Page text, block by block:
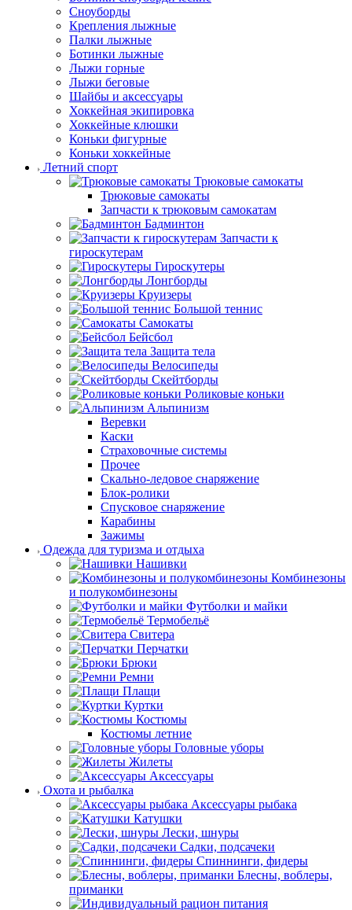
Сноуборды
Крепления лыжные
Палки лыжные
Ботинки лыжные
Лыжи горные
Лыжи беговые
Шайбы и аксессуары
Хоккейная экипировка
Хоккейные клюшки
Коньки фигурные
Коньки хоккейные
Летний спорт
Трюковые самокаты
Трюковые самокаты
Запчасти к трюковым самокатам
Бадминтон
Запчасти к
гироскутерам
Гироскутеры
Лонгборды
Круизеры
Большой теннис
Самокаты
Бейсбол
Защита тела
Велосипеды
Скейтборды
Роликовые коньки
Альпинизм
Веревки
Каски
Страховочные системы
Прочее
Скально-ледовое снаряжение
Блок-ролики
Спусковое снаряжение
Карабины
Зажимы
Одежда для туризма и отдыха
Нашивки
Комбинезоны
и полукомбинезоны
Футболки и майки
Термобельё
Свитера
Перчатки
Брюки
Ремни
Плащи
Куртки
Костюмы
Костюмы летние
Головные уборы
Жилеты
Аксессуары
Охота и рыбалка
Аксессуары рыбака
Катушки
Лески, шнуры
Садки, подсачеки
Спиннинги, фидеры
Блесны, воблеры,
приманки